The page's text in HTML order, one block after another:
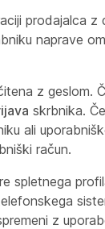
prodajalca
naprave
z geslom.
skrbnika.
ali
račun.
spletnega
z